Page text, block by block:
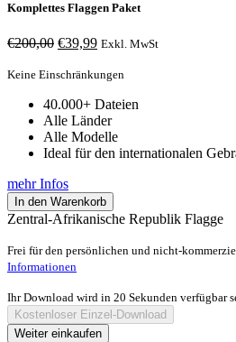
Komplettes Flaggen Paket
€200,00 Ursprünglicher
war:
€39,99Aktueller
ist:
Exkl. MwSt
Keine Einschränkungen
40.000+ Dateien
Alle Länder
Alle Modelle
Ideal für den internationalen
mehr Infos
In den Warenkorb
Zentral-Afrikanische Republik Flagge
Frei für den persönlichen und nicht-
Informationen
Ihr Download wird in 20 Sekunden verfügbar
Kostenloser Einzel-Download
Weiter einkaufen